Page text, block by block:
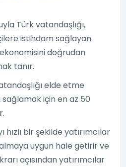
Türk vatandaşlığı,
istihdam sağlayan
doğrudan
tanır.
elde etme
sağlamak için en az 50
hızlı bir şekilde yatırımcılar
uygun hale getirir ve
açısından yatırımcılar